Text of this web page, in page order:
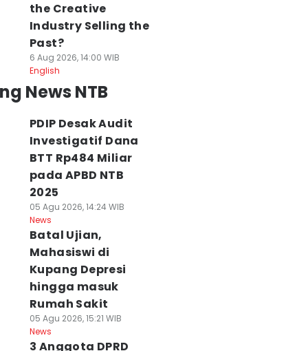
the Creative
Industry Selling the
Past?
6 Aug 2026, 14:00 WIB
English
News NTB
PDIP Desak Audit
Investigatif Dana
BTT Rp484 Miliar
pada APBD NTB
2025
05 Agu 2026, 14:24 WIB
News
Batal Ujian,
Mahasiswi di
Kupang Depresi
hingga masuk
Rumah Sakit
05 Agu 2026, 15:21 WIB
News
3 Anggota DPRD